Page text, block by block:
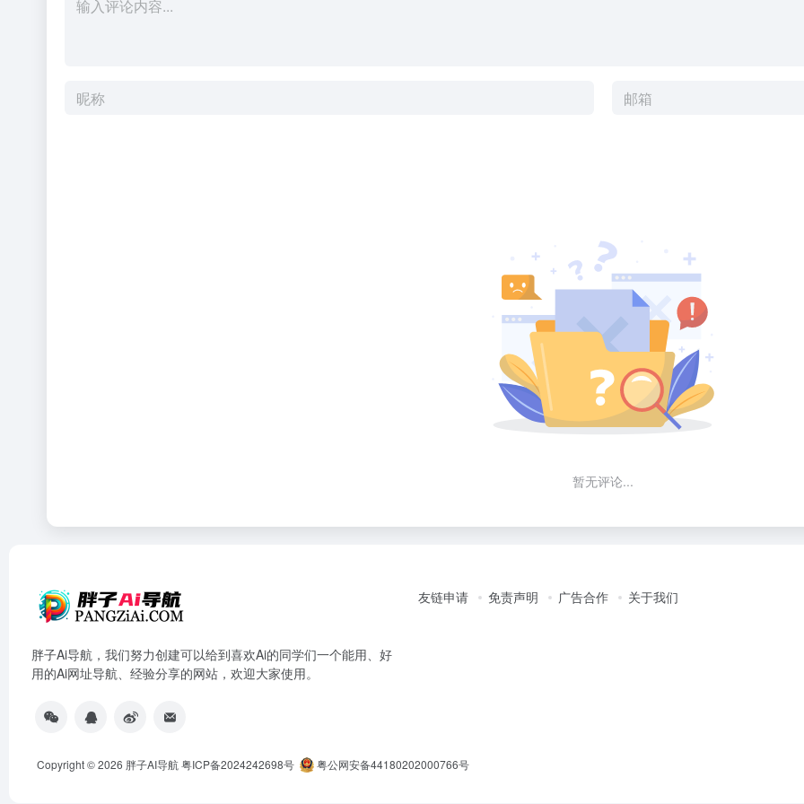
暂无评论...
胖子Ai导航，我们努力创建可以给到喜欢Ai的同学们一个能用、好
用的Ai网址导航、经验分享的网站，欢迎大家使用。
友链申请 免责声明 广告合作 关于我们
Copyright © 2026 胖子AI导航粤ICP备2024242698号 粤公网安备44180202000766号